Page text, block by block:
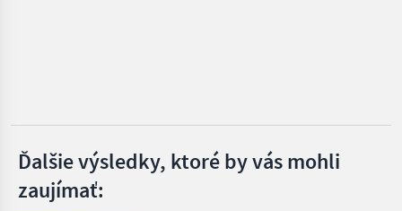
Fiat
Nissan
Volkswagen
Ďalšie výsledky, ktoré by vás mohli
zaujímať: